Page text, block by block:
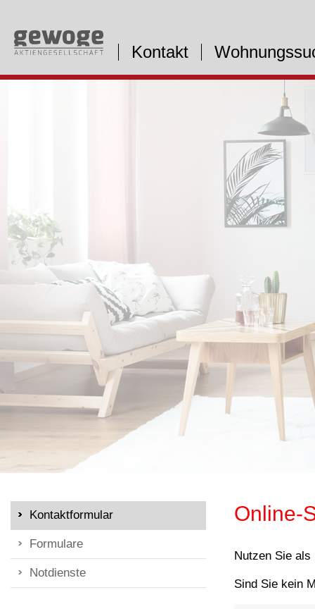
Kontakt
Kontaktformular
Formulare
Notdienste
Online-
Nutzen Sie als
Sind Sie kein